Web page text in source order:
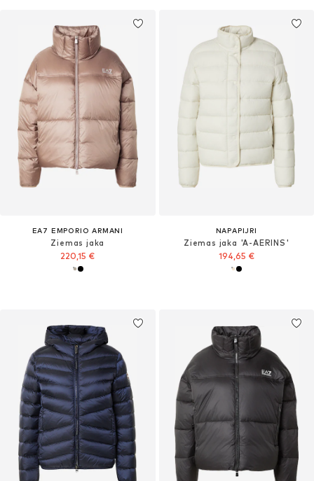
EA7 EMPORIO ARMANI
Ziemas jaka
220,15 €
NAPAPIJRI
Ziemas jaka 'A-AERINS'
194,65 €